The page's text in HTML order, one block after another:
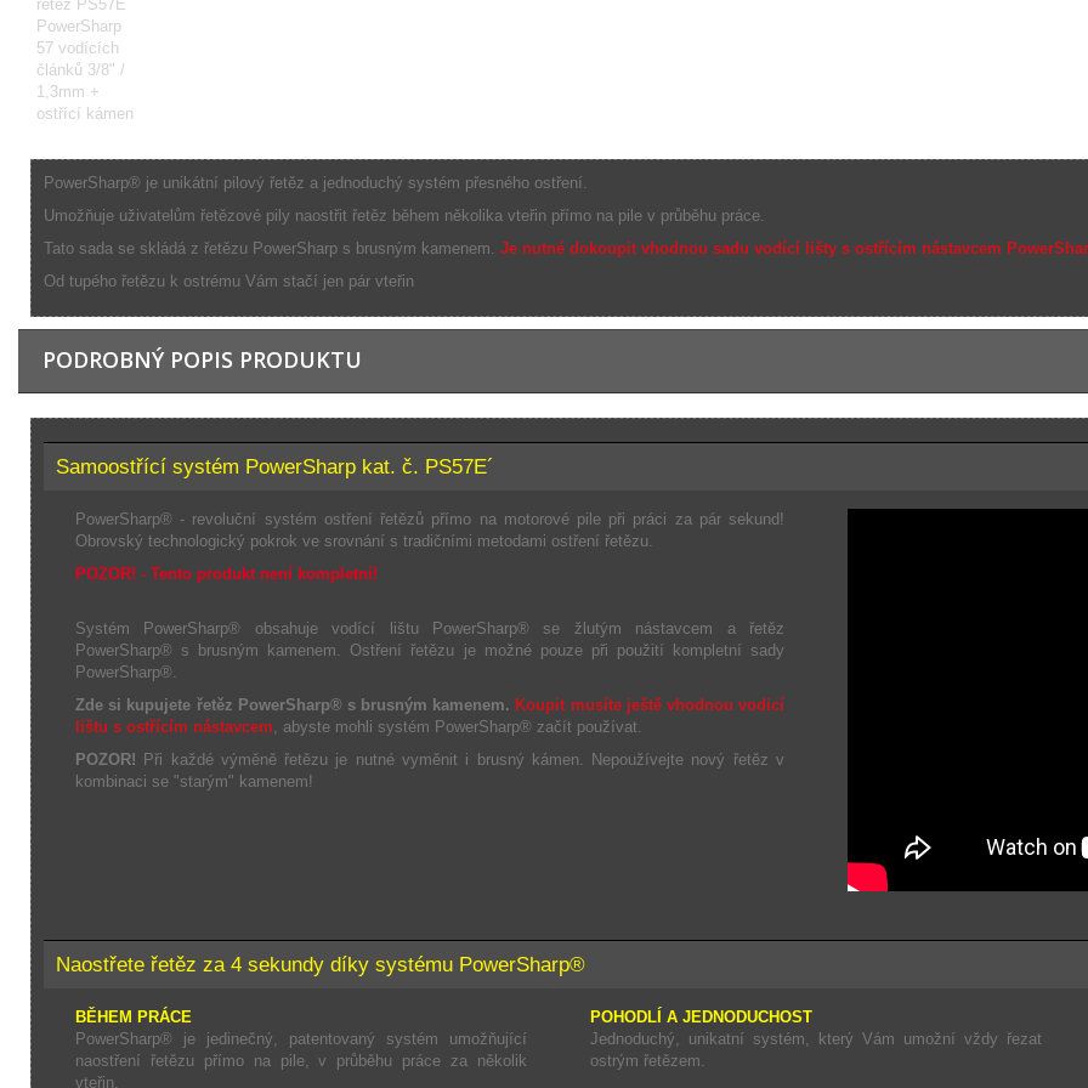
PowerSharp® je unikátní pilový řetěz a jednoduchý systém přesného ostření.
Umožňuje uživatelům řetězové pily naostřit řetěz během několika vteřin přímo na pile v průběhu práce.
Tato sada se skládá z řetězu PowerSharp s brusným kamenem. Je nutné dokoupit vhodnou sadu vodící lišty s ostřícím nástavcem
Od tupého řetězu k ostrému Vám stačí jen pár vteřin
PODROBNÝ POPIS PRODUKTU
Samoostřící systém PowerSharp kat. č. PS57E´
PowerSharp® - revoluční systém ostření řetězů přímo na motorové pile při práci za pár sekund!
Obrovský technologický pokrok ve srovnání s tradičními metodami ostření řetězu.
POZOR! - Tento produkt není kompletní!
Systém PowerSharp® obsahuje vodící lištu PowerSharp® se žlutým nástavcem a řetěz
PowerSharp® s brusným kamenem. Ostření řetězu je možné pouze při použití kompletní sady
PowerSharp®.
Zde si kupujete řetěz PowerSharp® s brusným kamenem. Koupit musíte ještě vhodnou vodicí
lištu s ostřícím nástavcem, abyste mohli systém PowerSharp® začít používat.
POZOR! Při každé výměně řetězu je nutné vyměnit i brusný kámen. Nepoužívejte nový řetěz v
kombinaci se "starým" kamenem!
Naostřete řetěz za 4 sekundy díky systému PowerSharp®
BĚHEM PRÁCE
PowerSharp® je jedinečný, patentovaný systém umožňující
naostření řetězu přímo na pile, v průběhu práce za několik
vteřin.
POHODLÍ A JEDNODUCHOST
Jednoduchý, unikatní systém, který Vám umožní vždy řezat
ostrým řetězem.